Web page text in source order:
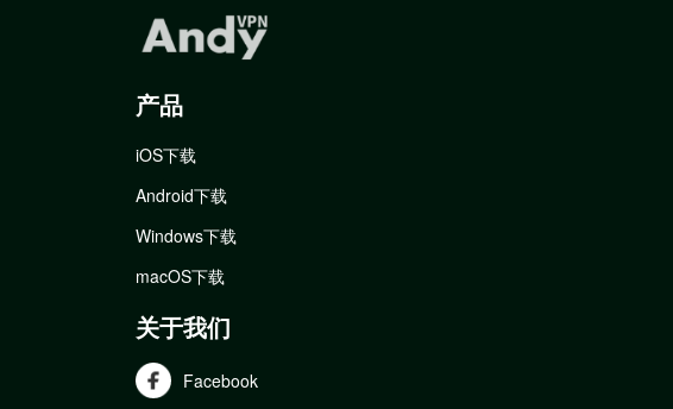
产品
iOS下载
Android下载
Windows下载
macOS下载
关于我们
Facebook